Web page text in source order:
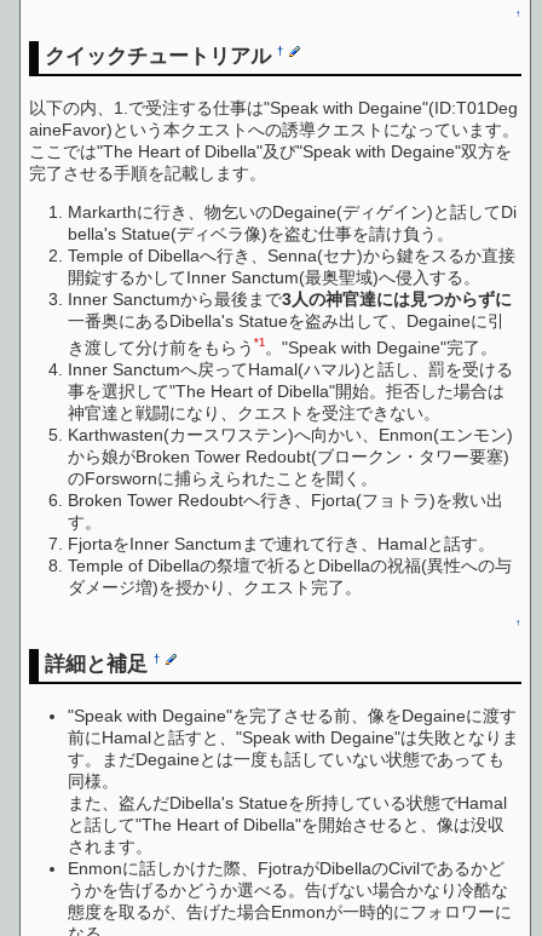
↑
クイックチュートリアル†
以下の内、1.で受注する仕事は"Speak with Degaine"(ID:T01Deg
aineFavor)という本クエストへの誘導クエストになっています。
ここでは"The Heart of Dibella"及び"Speak with Degaine"双方を
完了させる手順を記載します。
Markarthに行き、物乞いのDegaine(ディゲイン)と話してDi
bella's Statue(ディベラ像)を盗む仕事を請け負う。
Temple of Dibellaへ行き、Senna(セナ)から鍵をスるか直接
開錠するかしてInner Sanctum(最奥聖域)へ侵入する。
Inner Sanctumから最後まで3人の神官達には見つからずに
一番奥にあるDibella's Statueを盗み出して、Degaineに引
き渡して分け前をもらう*1 。"Speak with Degaine"完了。
Inner Sanctumへ戻ってHamal(ハマル)と話し、罰を受ける
事を選択して"The Heart of Dibella"開始。拒否した場合は
神官達と戦闘になり、クエストを受注できない。
Karthwasten(カースワステン)へ向かい、Enmon(エンモン)
から娘がBroken Tower Redoubt(ブロークン・タワー要塞)
のForswornに捕らえられたことを聞く。
Broken Tower Redoubtへ行き、Fjorta(フョトラ)を救い出
す。
FjortaをInner Sanctumまで連れて行き、Hamalと話す。
Temple of Dibellaの祭壇で祈るとDibellaの祝福(異性への与
ダメージ増)を授かり、クエスト完了。
↑
詳細と補足†
"Speak with Degaine"を完了させる前、像をDegaineに渡す
前にHamalと話すと、"Speak with Degaine"は失敗となりま
す。まだDegaineとは一度も話していない状態であっても
同様。
また、盗んだDibella's Statueを所持している状態でHamal
と話して"The Heart of Dibella"を開始させると、像は没収
されます。
Enmonに話しかけた際、FjotraがDibellaのCivilであるかど
うかを告げるかどうか選べる。告げない場合かなり冷酷な
態度を取るが、告げた場合Enmonが一時的にフォロワーに